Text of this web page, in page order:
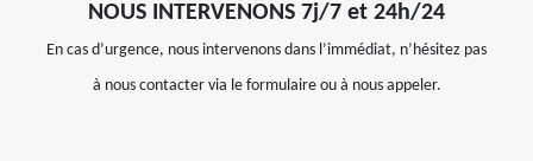
NOUS INTERVENONS 7j/7 et 24h/24
En cas d’urgence, nous intervenons dans l’immédiat, n’hésitez pas
à nous contacter via le formulaire ou à nous appeler.